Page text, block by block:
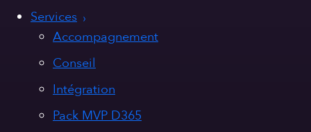
Services
Accompagnement
Conseil
Intégration
Pack MVP D365